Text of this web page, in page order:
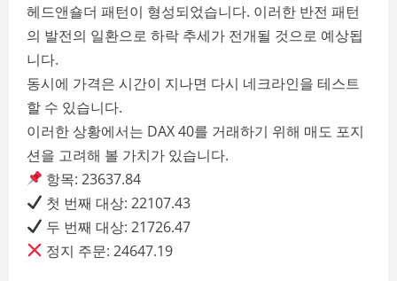
헤드앤숄더 패턴이 형성되었습니다. 이러한 반전 패턴
의 발전의 일환으로 하락 추세가 전개될 것으로 예상됩
니다.
동시에 가격은 시간이 지나면 다시 네크라인을 테스트
할 수 있습니다.
이러한 상황에서는 DAX 40를 거래하기 위해 매도 포지
션을 고려해 볼 가치가 있습니다.
항목: 23637.84
첫 번째 대상: 22107.43
두 번째 대상: 21726.47
정지 주문: 24647.19